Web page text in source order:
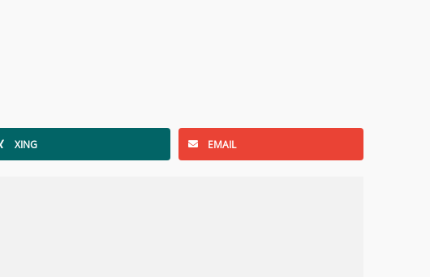
XING EMAIL